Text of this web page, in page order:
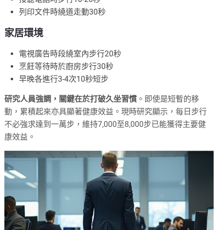
列印文件時繞道走動30秒
家居環境
電視廣告時段繞室內步行20秒
烹飪等待時於廚房步行30秒
早晚各進行3-4次10秒短步
研究人員強調，關鍵在於打破久坐習慣 。即使是短暫的移
動，累積起來亦具顯著健康效益。現時研究顯示，每日步行
不必強求達到一萬步，維持7,000至8,000步已能獲得主要健
康效益。